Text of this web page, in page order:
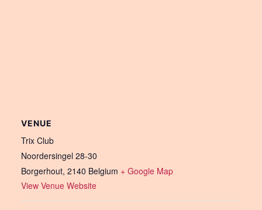
VENUE
Trix Club
Noordersingel 28-30
Borgerhout, 2140 Belgium + Google Map
View Venue Website